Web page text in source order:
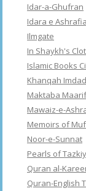
Idar-a-Ghufran
Idara e
Ilmgate
In Shaykh's
Islamic Books
Khanqah
Maktaba
Mawaiz-e-
Memoirs of
Noor-e-Sunnat
Pearls of
Quran al-
Quran-English